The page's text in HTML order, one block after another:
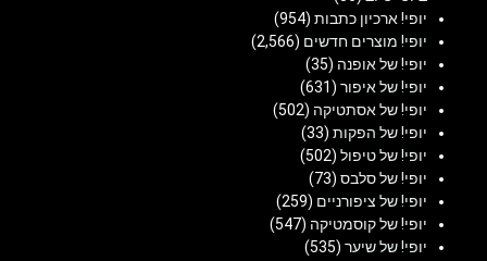
יופי! ארכיון כתבות (954)
יופי! מוצרים חדשים (2,566)
יופי! של אופנה (35)
יופי! של איפור (631)
יופי! של אסתטיקה (502)
יופי! של הפקות (33)
יופי! של טיפול (502)
יופי! של סלבס (73)
יופי! של ציפורניים (259)
יופי! של קוסמטיקה (547)
יופי! של שיער (535)